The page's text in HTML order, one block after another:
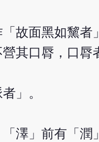
故面黑如黧者
其口脣，口脣
」。
澤」前有「潤